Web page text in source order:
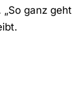
ganz geht